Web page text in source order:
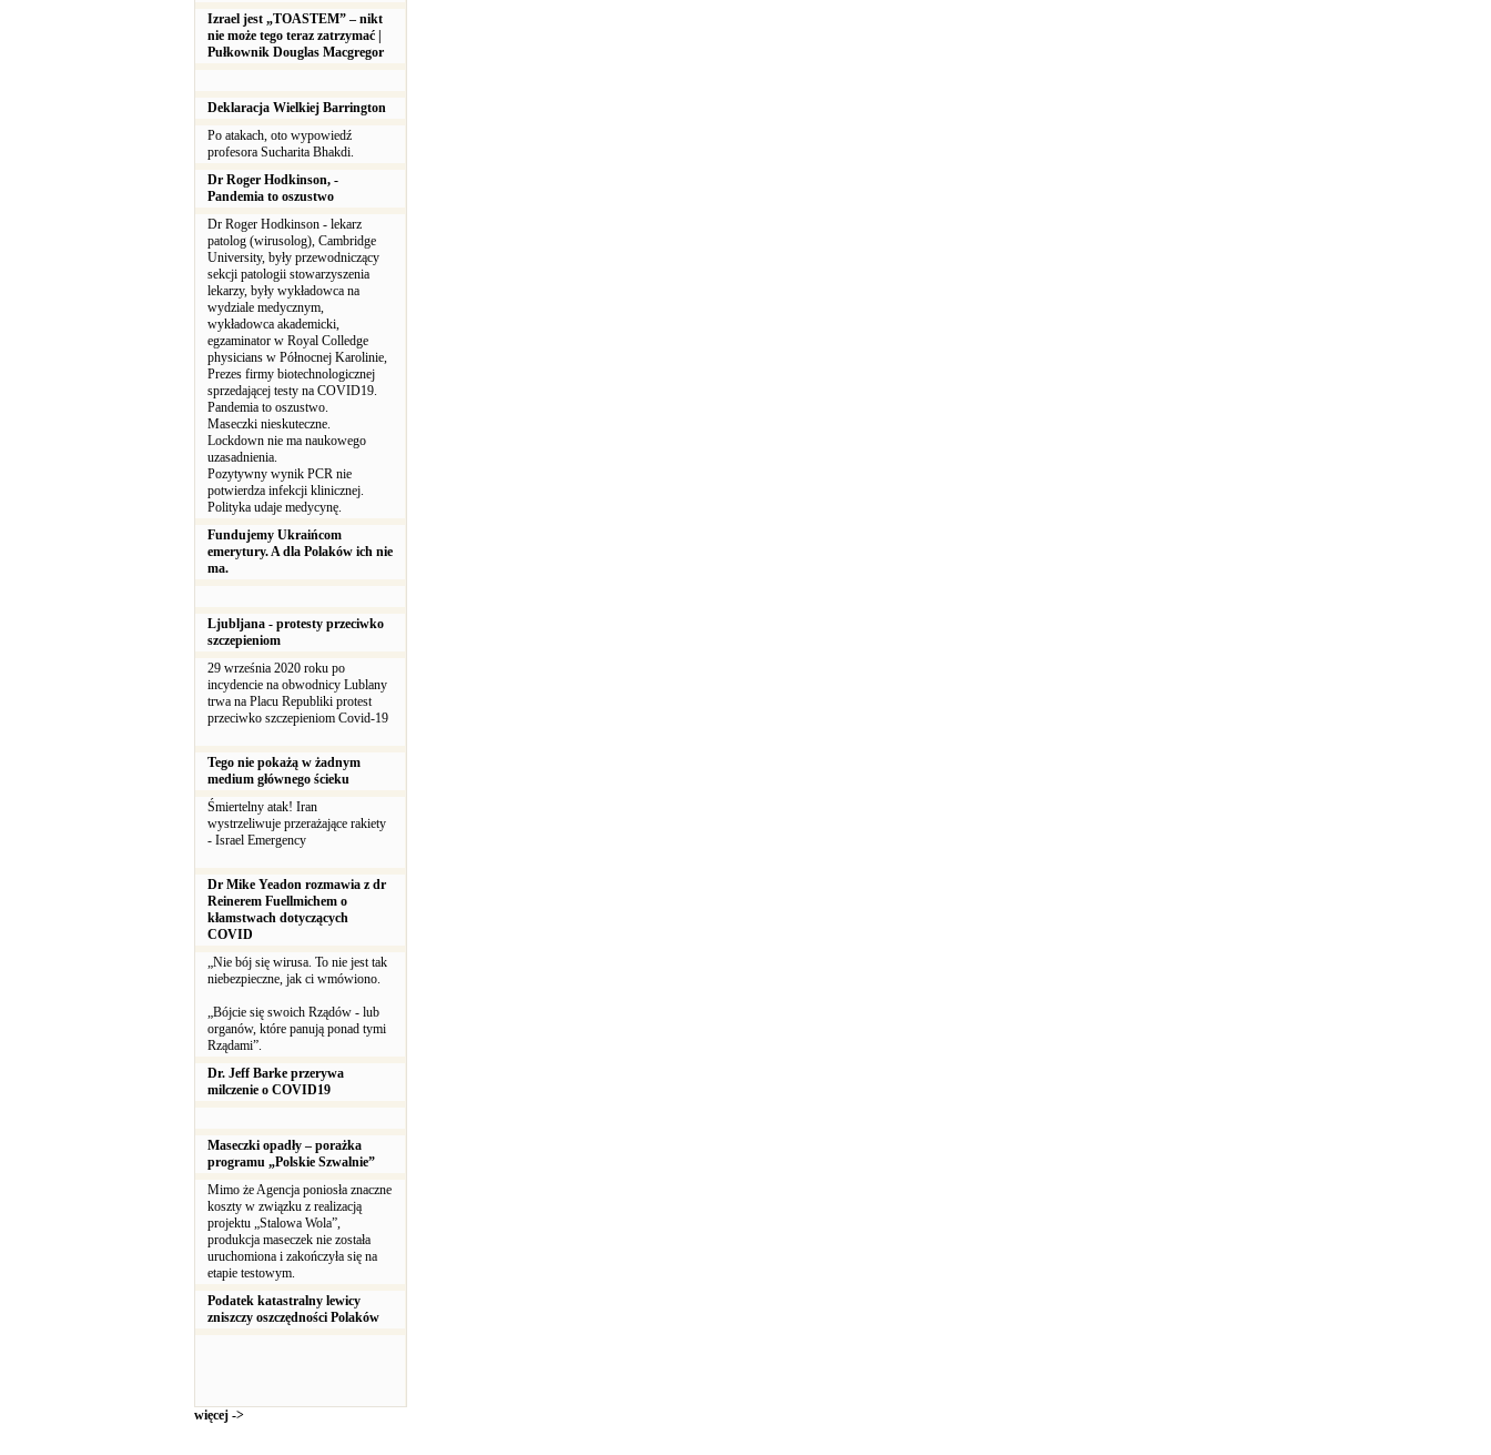
Izrael jest „TOASTEM” – nikt
nie może tego teraz zatrzymać |
Pułkownik Douglas Macgregor
Deklaracja Wielkiej Barrington
Po atakach, oto wypowiedź
profesora Sucharita Bhakdi.
Dr Roger Hodkinson, -
Pandemia to oszustwo
Dr Roger Hodkinson - lekarz
patolog (wirusolog), Cambridge
University, były przewodniczący
sekcji patologii stowarzyszenia
lekarzy, były wykładowca na
wydziale medycznym,
wykładowca akademicki,
egzaminator w Royal Colledge
physicians w Północnej Karolinie,
Prezes firmy biotechnologicznej
sprzedającej testy na COVID19.
Pandemia to oszustwo.
Maseczki nieskuteczne.
Lockdown nie ma naukowego
uzasadnienia.
Pozytywny wynik PCR nie
potwierdza infekcji klinicznej.
Polityka udaje medycynę.
Fundujemy Ukraińcom
emerytury. A dla Polaków ich nie
ma.
Ljubljana - protesty przeciwko
szczepieniom
29 września 2020 roku po
incydencie na obwodnicy Lublany
trwa na Placu Republiki protest
przeciwko szczepieniom Covid-19
Tego nie pokażą w żadnym
medium głównego ścieku
Śmiertelny atak! Iran
wystrzeliwuje przerażające rakiety
- Israel Emergency
Dr Mike Yeadon rozmawia z dr
Reinerem Fuellmichem o
kłamstwach dotyczących
COVID
„Nie bój się wirusa. To nie jest tak
niebezpieczne, jak ci wmówiono.
„Bójcie się swoich Rządów - lub
organów, które panują ponad tymi
Rządami”.
Dr. Jeff Barke przerywa
milczenie o COVID19
Maseczki opadły – porażka
programu „Polskie Szwalnie”
Mimo że Agencja poniosła znaczne
koszty w związku z realizacją
projektu „Stalowa Wola”,
produkcja maseczek nie została
uruchomiona i zakończyła się na
etapie testowym.
Podatek katastralny lewicy
zniszczy oszczędności Polaków
więcej ->